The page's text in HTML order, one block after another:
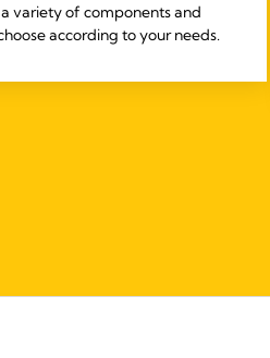
variety of components and
according to your needs.